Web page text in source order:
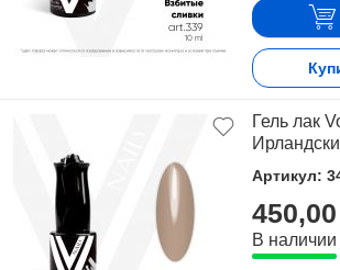
Гель лак
Артикул:
В наличии